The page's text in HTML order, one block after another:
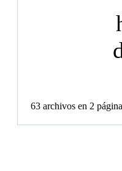
63 archivos en 2